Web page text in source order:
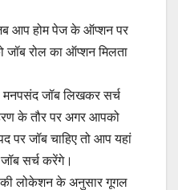
आप होम पेज के ऑप्शन पर
रोल का ऑप्शन मिलता
जॉब लिखकर सर्च
के तौर पर अगर आपको
पर जॉब चाहिए तो आप यहां
सर्च करेंगे।
लोकेशन के अनुसार गूगल